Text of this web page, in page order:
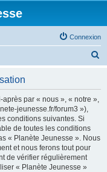
Connexion
par « nous », « notre »,
jeunesse.fr/forum3 »),
conditions suivantes. Si
de toutes les conditions
« Planète Jeunesse ». Nous
et nous ferons tout pour
de vérifier régulièrement
« Planète Jeunesse »